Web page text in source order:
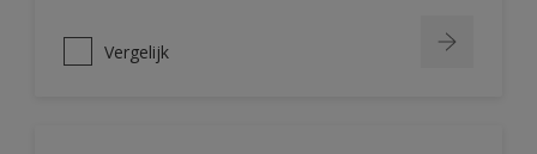
Vergelijk